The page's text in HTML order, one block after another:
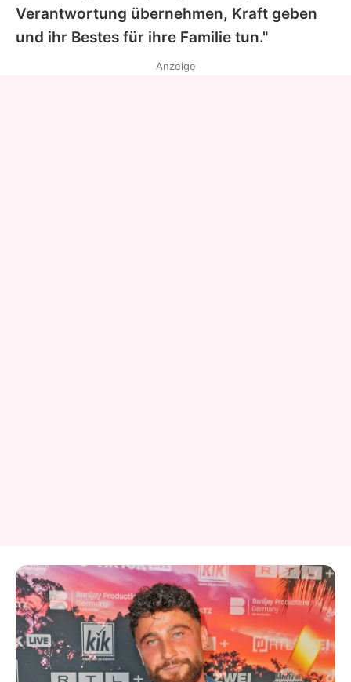
Verantwortung übernehmen, Kraft geben
und ihr Bestes für ihre Familie tun."
Anzeige